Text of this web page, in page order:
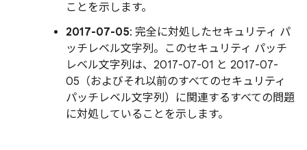
ことを示します。
2017-07-05: 完全に対処したセキュリティ パ
ッチレベル文字列。このセキュリティ パッチ
レベル文字列は、2017-07-01 と 2017-07-
05（およびそれ以前のすべてのセキュリティ
パッチレベル文字列）に関連するすべての問題
に対処していることを示します。